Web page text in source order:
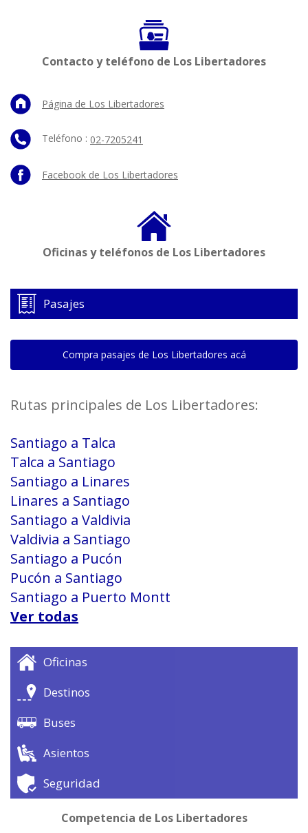
Contacto y teléfono de Los Libertadores
Página de Los Libertadores
Teléfono : 02-7205241
Facebook de Los Libertadores
Oficinas y teléfonos de Los Libertadores
Pasajes
Compra pasajes de Los Libertadores acá
Rutas principales de Los Libertadores:
Santiago a Talca
Talca a Santiago
Santiago a Linares
Linares a Santiago
Santiago a Valdivia
Valdivia a Santiago
Santiago a Pucón
Pucón a Santiago
Santiago a Puerto Montt
Ver todas
Oficinas
Destinos
Buses
Asientos
Seguridad
Competencia de Los Libertadores